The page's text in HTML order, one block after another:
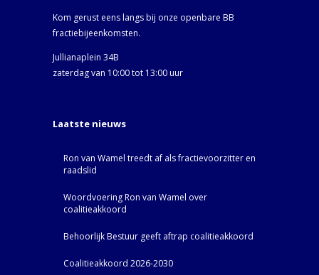
Kom gerust eens langs bij onze openbare BB
fractiebijeenkomsten.
Jullianaplein 34B
zaterdag van 10:00 tot 13:00 uur
Laatste nieuws
Ron van Wamel treedt af als fractievoorzitter en
raadslid
Woordvoering Ron van Wamel over
coalitieakkoord
Behoorlijk Bestuur geeft aftrap coalitieakkoord
Coalitieakkoord 2026-2030